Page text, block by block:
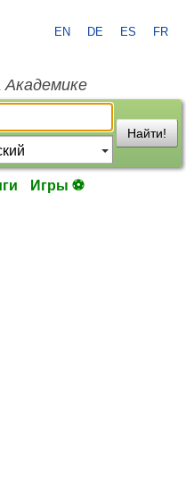
EN DE ES FR
Академике
Найти!
Игры ⚽